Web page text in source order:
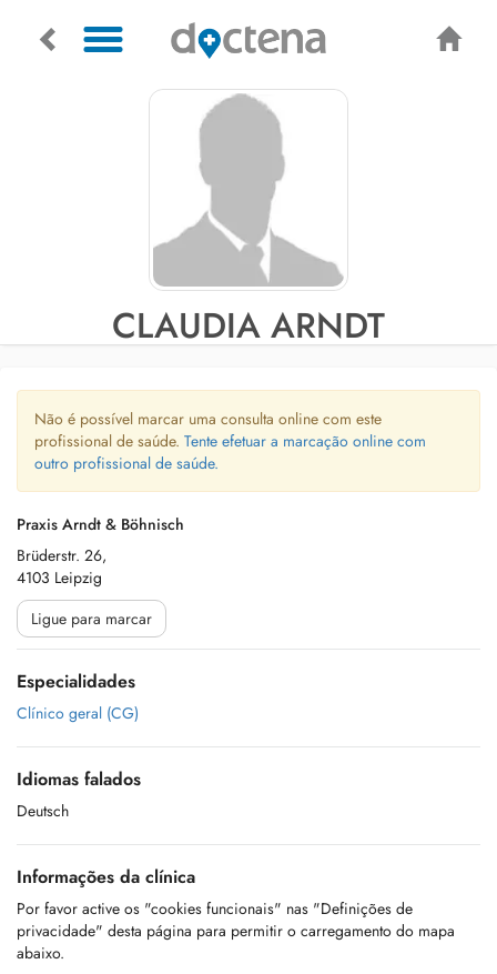
CLAUDIA ARNDT
Não é possível marcar uma consulta online com este
profissional de saúde. Tente efetuar a marcação online com
outro profissional de saúde.
Praxis Arndt & Böhnisch
Brüderstr. 26,
4103 Leipzig
Ligue para marcar
Especialidades
Clínico geral (CG)
Idiomas falados
Deutsch
Informações da clínica
Por favor active os "cookies funcionais" nas "Definições de
privacidade" desta página para permitir o carregamento do mapa
abaixo.